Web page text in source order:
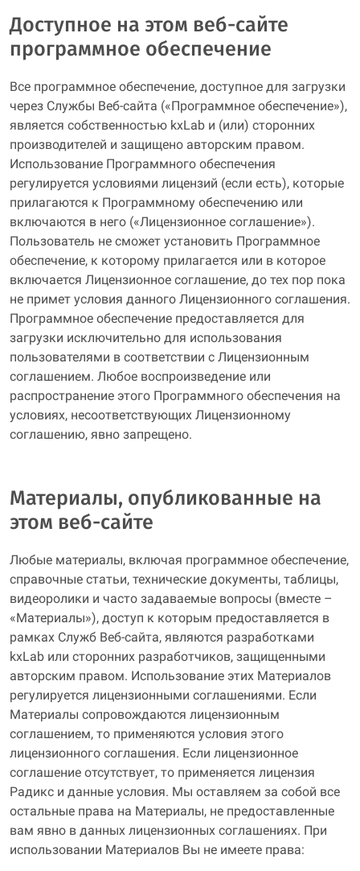
Доступное на этом веб-сайте
программное обеспечение
Все программное обеспечение, доступное для загрузки
через Службы Веб-сайта («Программное обеспечение»),
является собственностью kxLab и (или) сторонних
производителей и защищено авторским правом.
Использование Программного обеспечения
регулируется условиями лицензий (если есть), которые
прилагаются к Программному обеспечению или
включаются в него («Лицензионное соглашение»).
Пользователь не сможет установить Программное
обеспечение, к которому прилагается или в которое
включается Лицензионное соглашение, до тех пор пока
не примет условия данного Лицензионного соглашения.
Программное обеспечение предоставляется для
загрузки исключительно для использования
пользователями в соответствии с Лицензионным
соглашением. Любое воспроизведение или
распространение этого Программного обеспечения на
условиях, несоответствующих Лицензионному
соглашению, явно запрещено.
Материалы, опубликованные на
этом веб-сайте
Любые материалы, включая программное обеспечение,
справочные статьи, технические документы, таблицы,
видеоролики и часто задаваемые вопросы (вместе –
«Материалы»), доступ к которым предоставляется в
рамках Служб Веб-сайта, являются разработками
kxLab или сторонних разработчиков, защищенными
авторским правом. Использование этих Материалов
регулируется лицензионными соглашениями. Если
Материалы сопровождаются лицензионным
соглашением, то применяются условия этого
лицензионного соглашения. Если лицензионное
соглашение отсутствует, то применяется лицензия
Радикс и данные условия. Мы оставляем за собой все
остальные права на Материалы, не предоставленные
вам явно в данных лицензионных соглашениях. При
использовании Материалов Вы не имеете права: